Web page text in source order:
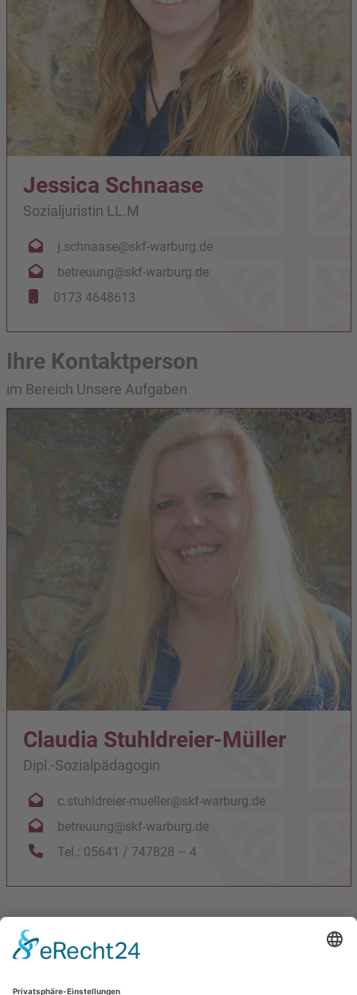
Jessica Schnaase
Sozialjuristin LL.M
j.schnaase@skf-warburg.de
betreuung@skf-warburg.de
0173 4648613
Ihre Kontaktperson
im Bereich Unsere Aufgaben
Claudia Stuhldreier-Müller
Dipl.-Sozialpädagogin
c.stuhldreier-mueller@skf-warburg.de
betreuung@skf-warburg.de
Tel.: 05641 / 747828 – 4